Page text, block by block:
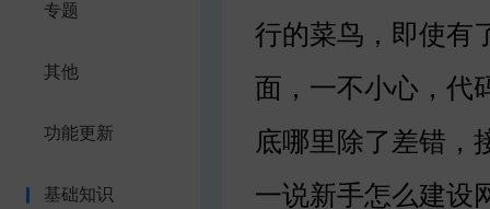
专题
其他
功能更新
基础知识
行的菜鸟，即使有
面，一不小心，代
底哪里除了差错，
一说新手怎么建设